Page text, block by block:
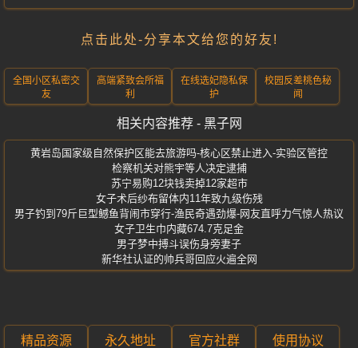
点击此处-分享本文给您的好友!
全国小区私密交
友
高端紧致会所福
利
在线选妃隐私保
护
校园反差桃色秘
闻
相关内容推荐 - 黑子网
黄岩岛国家级自然保护区能去旅游吗-核心区禁止进入-实验区管控
检察机关对熊宇等人决定逮捕
苏宁易购12块钱卖掉12家超市
女子术后纱布留体内11年致九级伤残
男子钓到79斤巨型鳡鱼背闹市穿行-渔民奇遇劲爆-网友直呼力气惊人热议
女子卫生巾内藏674.7克足金
男子梦中搏斗误伤身旁妻子
新华社认证的帅兵哥回应火遍全网
精品资源 永久地址 官方社群 使用协议